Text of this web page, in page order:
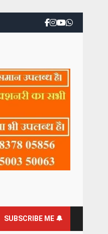
SUBSCRIBE ME 🔔